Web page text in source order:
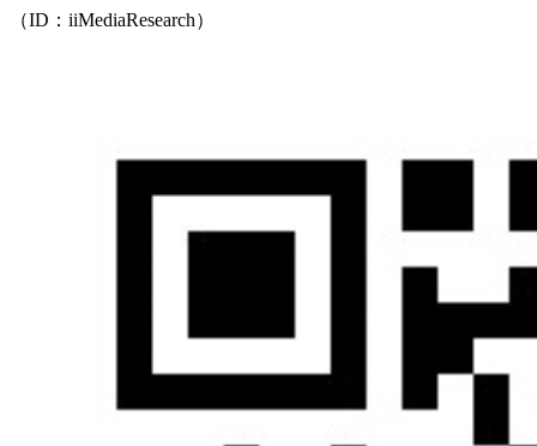
（ID：iiMediaResearch）